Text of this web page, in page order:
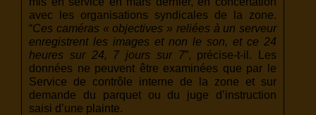
avec les organisations syndicales de la zone.
“Ces caméras « objectives » reliées à un serveur
enregistrent les images et non le son, et ce 24
heures sur 24, 7 jours sur 7”, précise-t-il. Les
données ne peuvent être examinées que par le
Service de contrôle interne de la zone et sur
demande du parquet ou du juge d’instruction
saisi d’une plainte.